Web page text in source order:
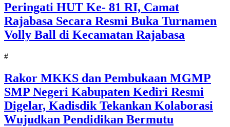
Peringati HUT Ke- 81 RI, Camat
Rajabasa Secara Resmi Buka Turnamen
Volly Ball di Kecamatan Rajabasa
#
Rakor MKKS dan Pembukaan MGMP
SMP Negeri Kabupaten Kediri Resmi
Digelar, Kadisdik Tekankan Kolaborasi
Wujudkan Pendidikan Bermutu